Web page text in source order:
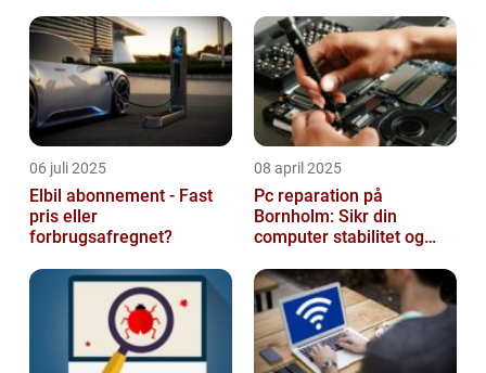
06 juli 2025
Elbil abonnement - Fast
pris eller
forbrugsafregnet?
08 april 2025
Pc reparation på
Bornholm: Sikr din
computer stabilitet og